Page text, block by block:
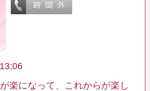
楽になって、これからが楽し